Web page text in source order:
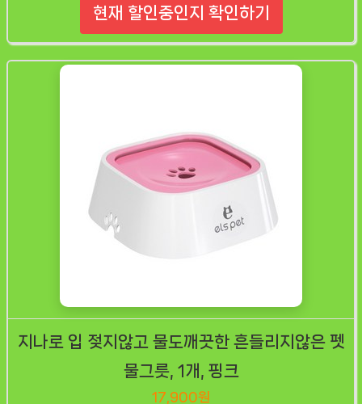
현재 할인중인지 확인하기
지나로 입 젖지않고 물도깨끗한 흔들리지않은 펫
물그릇, 1개, 핑크
17,900원